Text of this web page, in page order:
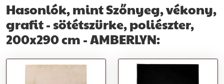
Hasonlók, mint Szőnyeg, vékony,
grafit - sötétszürke, poliészter,
200x290 cm - AMBERLYN: